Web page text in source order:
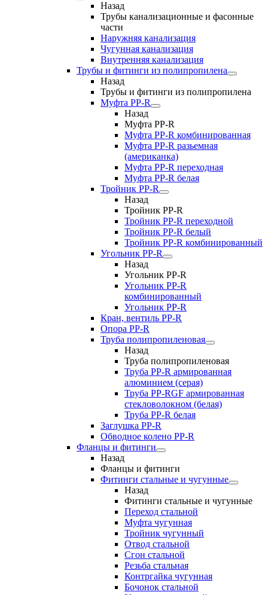
Назад
Трубы канализационные и фасонные
части
Наружняя канализация
Чугунная канализация
Внутренняя канализация
Трубы и фитинги из полипропилена
Назад
Трубы и фитинги из полипропилена
Муфта PP-R
Назад
Муфта PP-R
Муфта РР-R комбинированная
Муфта РР-R разьемная
(американка)
Муфта РР-R переходная
Муфта РР-R белая
Тройник PP-R
Назад
Тройник PP-R
Тройник РР-R переходной
Тройник РР-R белый
Тройник РР-R комбинированный
Угольник PP-R
Назад
Угольник PP-R
Угольник РР-R
комбинированный
Угольник РР-R
Кран, вентиль PP-R
Опора PP-R
Труба полипропиленовая
Назад
Труба полипропиленовая
Труба PP-R армированная
алюминием (серая)
Труба PP-RGF армированная
стекловолокном (белая)
Труба РР-R белая
Заглушка PP-R
Обводное колено PP-R
Фланцы и фитинги
Назад
Фланцы и фитинги
Фитинги стальные и чугунные
Назад
Фитинги стальные и чугунные
Переход стальной
Муфта чугунная
Тройник чугунный
Отвод стальной
Сгон стальной
Резьба стальная
Контргайка чугунная
Бочонок стальной